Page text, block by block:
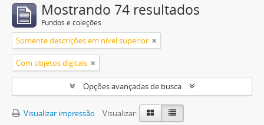
Mostrando 74 resultados
Fundos e coleções
Somente descrições em nível superior
Com objetos digitais
Opções avançadas de busca
Visualizar impressão
Visualizar: